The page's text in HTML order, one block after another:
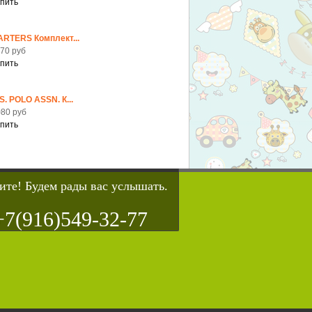
Комплект...
руб
POLO ASSN. К...
руб
Будем рады вас услышать.
32-77